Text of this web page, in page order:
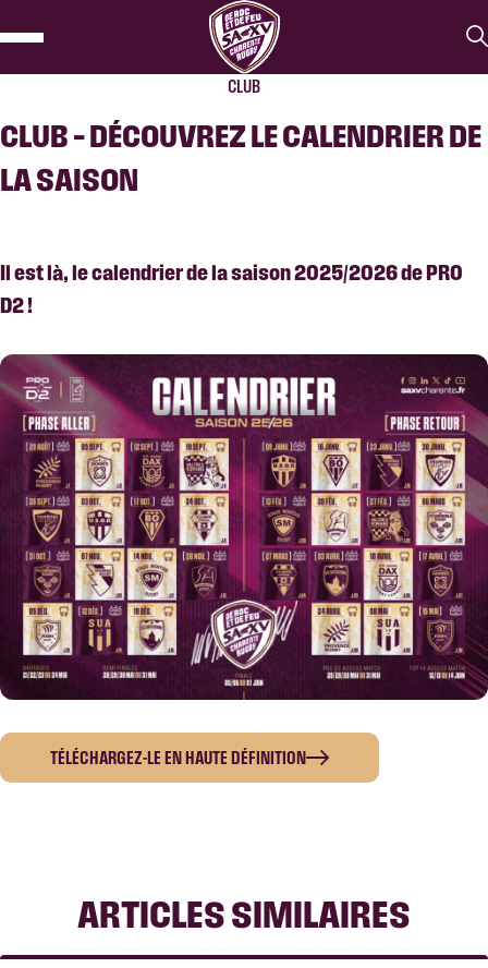
CLUB
CLUB – DÉCOUVREZ LE CALENDRIER DE
LA SAISON
Il est là, le calendrier de la saison 2025/2026 de PRO
D2 !
TÉLÉCHARGEZ-LE EN HAUTE DÉFINITION
ARTICLES SIMILAIRES